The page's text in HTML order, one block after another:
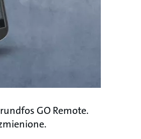
GO Remote.